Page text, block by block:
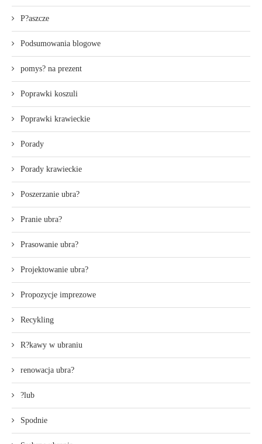
P?aszcze
Podsumowania blogowe
pomys? na prezent
Poprawki koszuli
Poprawki krawieckie
Porady
Porady krawieckie
Poszerzanie ubra?
Pranie ubra?
Prasowanie ubra?
Projektowanie ubra?
Propozycje imprezowe
Recykling
R?kawy w ubraniu
renowacja ubra?
?lub
Spodnie